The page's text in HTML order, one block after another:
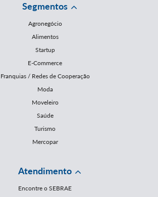
Segmentos
Agronegócio
Alimentos
Startup
E-Commerce
Franquias / Redes de Cooperação
Moda
Moveleiro
Saúde
Turismo
Mercopar
Atendimento
Encontre o SEBRAE